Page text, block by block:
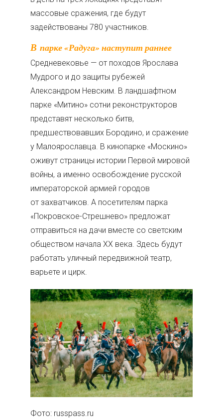
массовые сражения, где будут
задействованы 780 участников.
В парке «Радуга» наступит раннее
Средневековье — от походов Ярослава
Мудрого и до защиты рубежей
Александром Невским. В ландшафтном
парке «Митино» сотни реконструкторов
представят несколько битв,
предшествовавших Бородино, и сражение
у Малоярославца. В кинопарке «Москино»
оживут страницы истории Первой мировой
войны, а именно освобождение русской
императорской армией городов
от захватчиков. А посетителям парка
«Покровское-Стрешнево» предложат
отправиться на дачи вместе со светским
обществом начала XX века. Здесь будут
работать уличный передвижной театр,
варьете и цирк.
Фото: russpass.ru